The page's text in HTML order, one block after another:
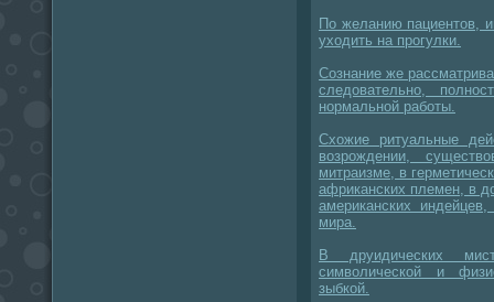
По желанию пациентов,
уходить на прогулки.
Сознание же
следовательно,
нормальной работы.
Схожие ритуальные
возрождении,
митраизме, в
африканских племен, в
американских
мира.
В друидических
символической и
зыбкой.